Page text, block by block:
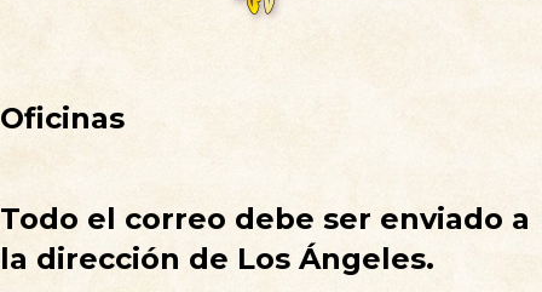
Oficinas
Todo el correo debe ser enviado a
la dirección de Los Ángeles.